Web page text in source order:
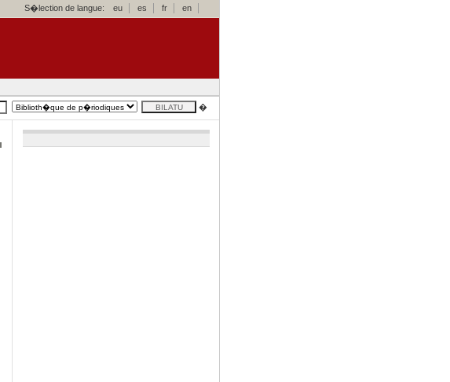
S�lection de langue: eu es fr en
�